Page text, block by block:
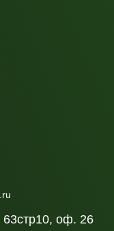
63стр10, оф. 26